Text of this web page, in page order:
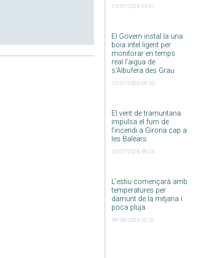
20/07/2026 03:47
El Govern instal·la una
boia intel·ligent per
monitorar en temps
real l’aigua de
s’Albufera des Grau
20/07/2026 09:33
El vent de tramuntana
impulsa el fum de
l’incendi a Girona cap a
les Balears
03/07/2026 09:24
L’estiu començarà amb
temperatures per
damunt de la mitjana i
poca pluja
09/06/2026 02:52